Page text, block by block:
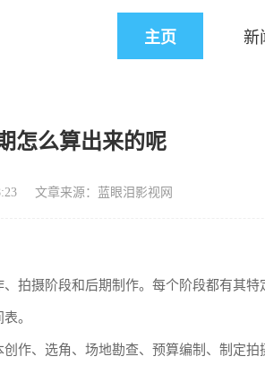
主页 新
怎么算出来的呢
文章来源：蓝眼泪影视网
拍摄阶段和后期制作。每个阶段都有其特
。
作、选角、场地勘查、预算编制、制定拍